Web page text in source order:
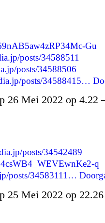
Gu
posts/34588511
posts/34588506
posts/34588415…
26 Mei 2022 op 4.22
posts/34542489
q
posts/34583111…
25 Mei 2022 op